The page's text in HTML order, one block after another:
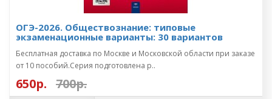
ОГЭ-2026. Обществознание: типовые
экзаменационные варианты: 30 вариантов
Бесплатная доставка по Москве и Московской области при заказе
от 10 пособий.Серия подготовлена р..
650р. 700р.